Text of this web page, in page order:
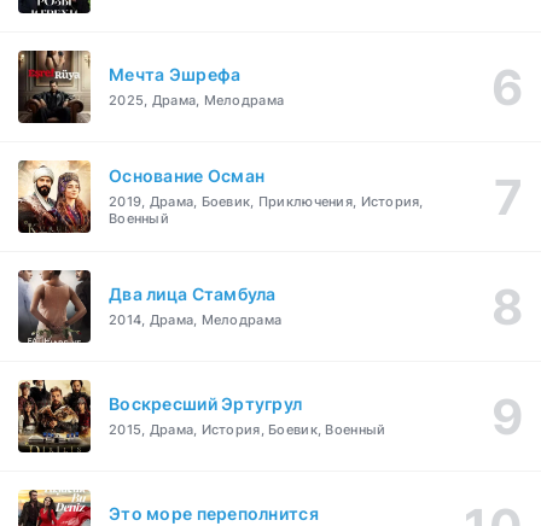
Мечта Эшрефа
2025, Драма, Мелодрама
Основание Осман
2019, Драма, Боевик, Приключения, История,
Военный
Два лица Стамбула
2014, Драма, Мелодрама
Воскресший Эртугрул
2015, Драма, История, Боевик, Военный
Это море переполнится